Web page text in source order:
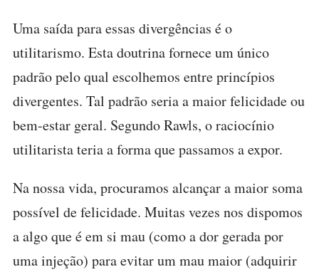
Uma saída para essas divergências é o
utilitarismo. Esta doutrina fornece um único
padrão pelo qual escolhemos entre princípios
divergentes. Tal padrão seria a maior felicidade ou
bem-estar geral. Segundo Rawls, o raciocínio
utilitarista teria a forma que passamos a expor.
Na nossa vida, procuramos alcançar a maior soma
possível de felicidade. Muitas vezes nos dispomos
a algo que é em si mau (como a dor gerada por
uma injeção) para evitar um mau maior (adquirir